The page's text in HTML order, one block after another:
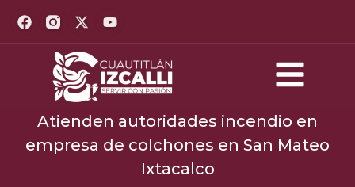
Atienden autoridades incendio en
empresa de colchones en San Mateo
Ixtacalco